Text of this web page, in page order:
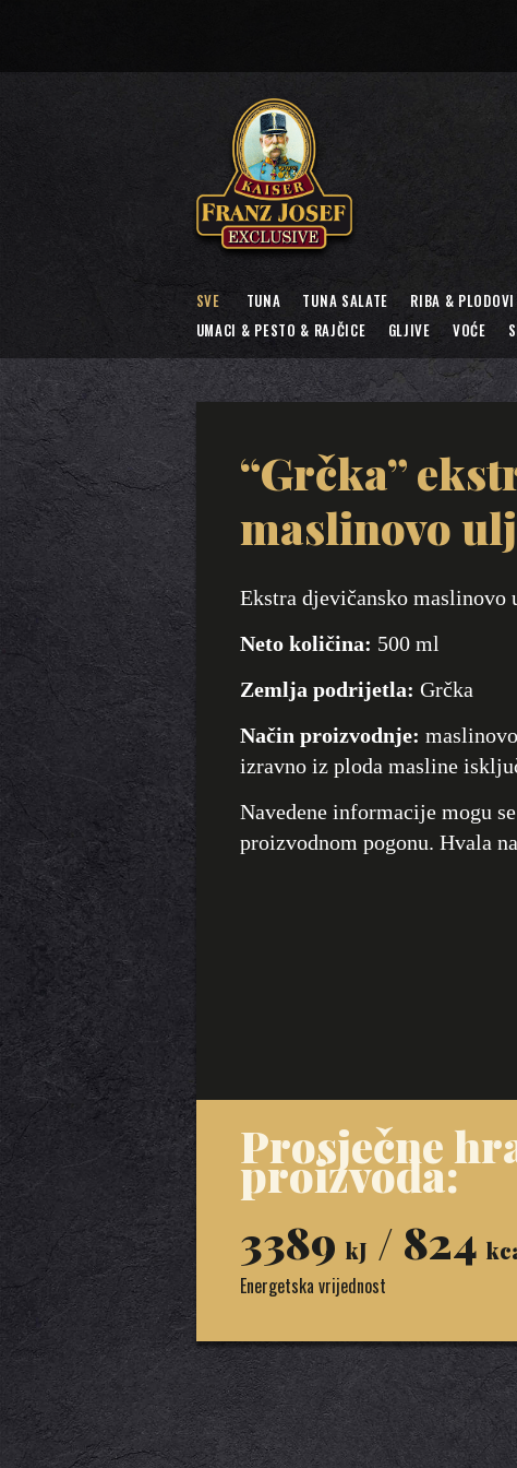
SVE TUNA TUNA SALATE RIBA &
UMACI & PESTO & RAJČICE
GLJIVE VOĆE
“Grčka”
maslinovo
Ekstra djevičansko maslinovo
Neto količina: 500 ml
Zemlja podrijetla: Grčka
Način proizvodnje:
izravno iz ploda masline
Navedene informacije mogu
proizvodnom pogonu. Hvala
Prosječne
proizvoda:
3389 kJ / 824
Energetska vrijednost